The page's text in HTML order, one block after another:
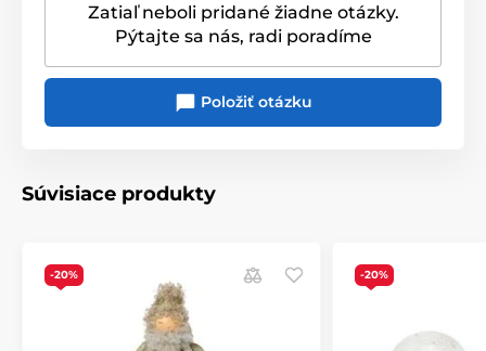
Zatiaľ neboli pridané žiadne otázky.
Pýtajte sa nás, radi poradíme
Položiť otázku
Súvisiace produkty
-20% -20%